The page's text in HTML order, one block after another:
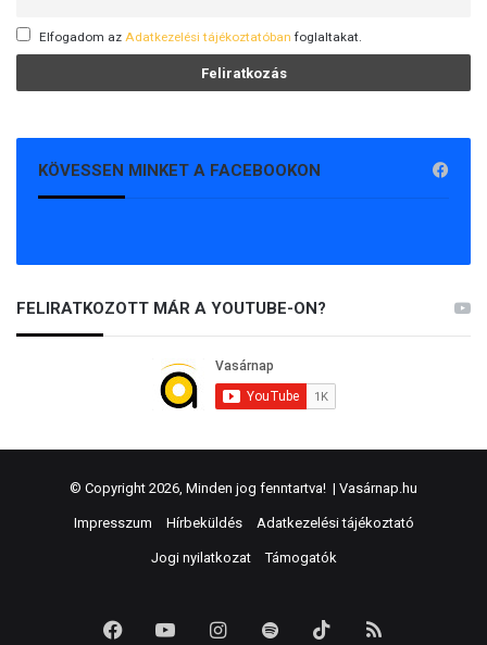
Elfogadom az Adatkezelési tájékoztatóban foglaltakat.
KÖVESSEN MINKET A FACEBOOKON
FELIRATKOZOTT MÁR A YOUTUBE-ON?
© Copyright 2026, Minden jog fenntartva! | Vasárnap.hu
Impresszum Hírbeküldés Adatkezelési tájékoztató
Jogi nyilatkozat Támogatók
FacebookYouTubeInstagram
Spotify TikTok